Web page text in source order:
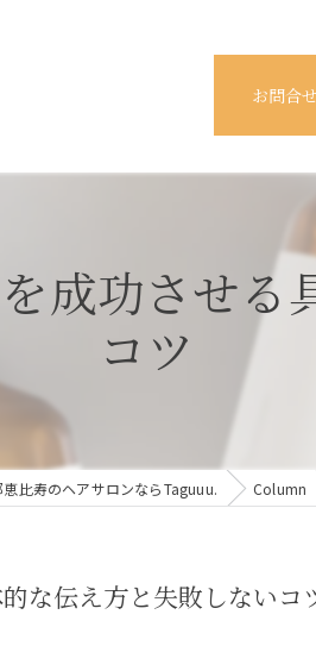
お問合
成功させる
コツ
恵比寿のヘアサロンならTaguuu. Column
な伝え方と失敗しないコ